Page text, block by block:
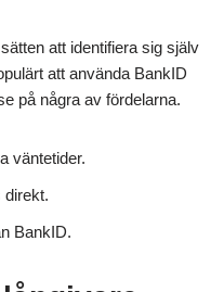
att identifiera sig själv
att använda BankID
på några av fördelarna.
väntetider.
direkt.
BankID.